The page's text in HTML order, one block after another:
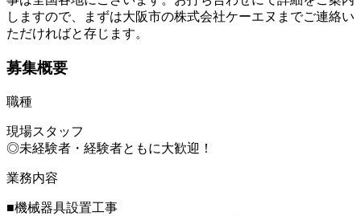
しますので、まずは大阪市の株式会社ケーエヌまでご連絡い
ただければと存じます。
募集概要
職種
現場スタッフ
◎未経験者・経験者ともに大歓迎！
業務内容
■機械器具設置工事